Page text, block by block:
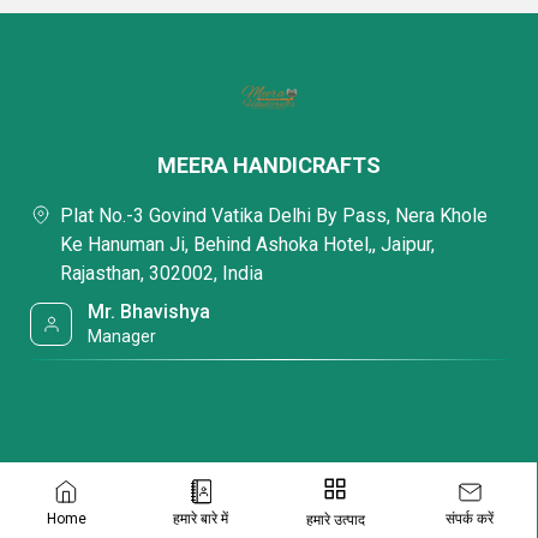
हाथ ब्लॉक प्रिंटेड कांथा जयपुरी रजाई, हैंड ब्लॉक
स्टोल और अन्य सभी उत्पादों की जाँच निम्न मापदंडों के आधार पर
स्थायित्व
तननसामर्थ्य
रंग की स्थिरता
स्टिचिंग
दिया है और हम वादा करते हैं कि हम इस पहलू पर कभी समझौता नहीं करेंगे
Home हमारे बारे में हमारे उत्पाद संपर्क करें
MEERA HANDICRAFTS
Plat No.-3 Govind Vatika Delhi By Pass, Nera Khole
Ke Hanuman Ji, Behind Ashoka Hotel,, Jaipur,
Rajasthan, 302002, India
Mr. Bhavishya
Manager